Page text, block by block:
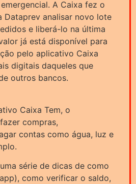
A Caixa fez o
Dataprev analisar novo lote
e liberá-lo na última
já está disponível para
pelo aplicativo Caixa
digitais daqueles que
outros bancos.
Caixa Tem, o
compras,
contas como água, luz e
série de dicas de como
como verificar o saldo,